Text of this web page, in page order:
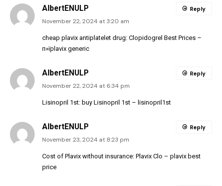
AlbertENULP
November 22, 2024 at 3:20 am
cheap plavix antiplatelet drug: Clopidogrel Best Prices –
п»їplavix generic
Reply
AlbertENULP
November 22, 2024 at 6:34 pm
Lisinopril 1st: buy Lisinopril 1st – lisinopril1st
Reply
AlbertENULP
November 23, 2024 at 8:23 pm
Cost of Plavix without insurance: Plavix Clo – plavix best
price
Reply